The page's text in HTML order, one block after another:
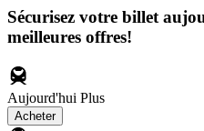
Sécurisez votre billet
meilleures offres!
Aujourd'hui Plus
Acheter